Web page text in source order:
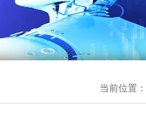
当前位置：